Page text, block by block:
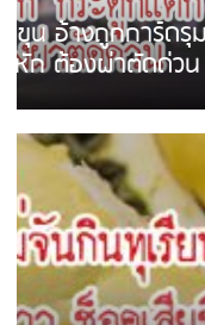
ชาวเน็ตสวดยั
หน้าพ่อขุนฯ พ